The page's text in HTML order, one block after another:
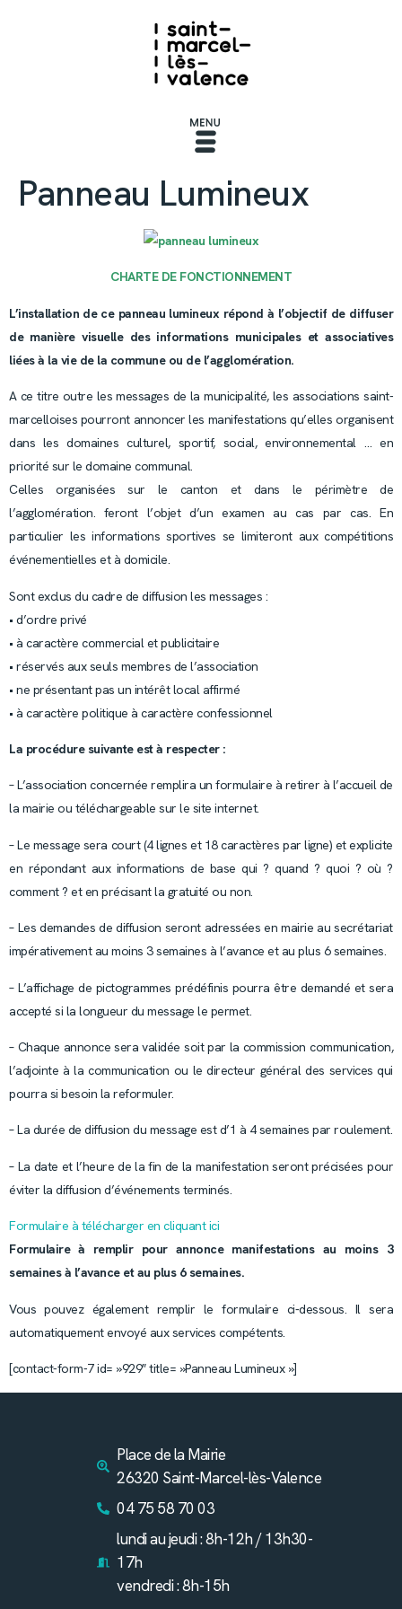
Panneau Lumineux
CHARTE DE FONCTIONNEMENT
L’installation de ce panneau lumineux répond à l’objectif de diffuser
de manière visuelle des informations municipales et associatives
liées à la vie de la commune ou de l’agglomération.
A ce titre outre les messages de la municipalité, les associations saint-
marcelloises pourront annoncer les manifestations qu’elles organisent
dans les domaines culturel, sportif, social, environnemental … en
priorité sur le domaine communal.
Celles organisées sur le canton et dans le périmètre de
l’agglomération. feront l’objet d’un examen au cas par cas. En
particulier les informations sportives se limiteront aux compétitions
événementielles et à domicile.
Sont exclus du cadre de diffusion les messages :
• d’ordre privé
• à caractère commercial et publicitaire
• réservés aux seuls membres de l’association
• ne présentant pas un intérêt local affirmé
• à caractère politique à caractère confessionnel
La procédure suivante est à respecter :
– L’association concernée remplira un formulaire à retirer à l’accueil de
la mairie ou téléchargeable sur le site internet.
– Le message sera court (4 lignes et 18 caractères par ligne) et explicite
en répondant aux informations de base qui ? quand ? quoi ? où ?
comment ? et en précisant la gratuité ou non.
– Les demandes de diffusion seront adressées en mairie au secrétariat
impérativement au moins 3 semaines à l’avance et au plus 6 semaines.
– L’affichage de pictogrammes prédéfinis pourra être demandé et sera
accepté si la longueur du message le permet.
– Chaque annonce sera validée soit par la commission communication,
l’adjointe à la communication ou le directeur général des services qui
pourra si besoin la reformuler.
– La durée de diffusion du message est d’1 à 4 semaines par roulement.
– La date et l’heure de la fin de la manifestation seront précisées pour
éviter la diffusion d’événements terminés.
Formulaire à télécharger en cliquant ici
Formulaire à remplir pour annonce manifestations au moins 3
semaines à l’avance et au plus 6 semaines.
Vous pouvez également remplir le formulaire ci-dessous. Il sera
automatiquement envoyé aux services compétents.
[contact-form-7 id= »929″ title= »Panneau Lumineux »]
Place de la Mairie
26320 Saint-Marcel-lès-Valence
04 75 58 70 03
lundi au jeudi : 8h-12h / 13h30-
17h
vendredi : 8h-15h